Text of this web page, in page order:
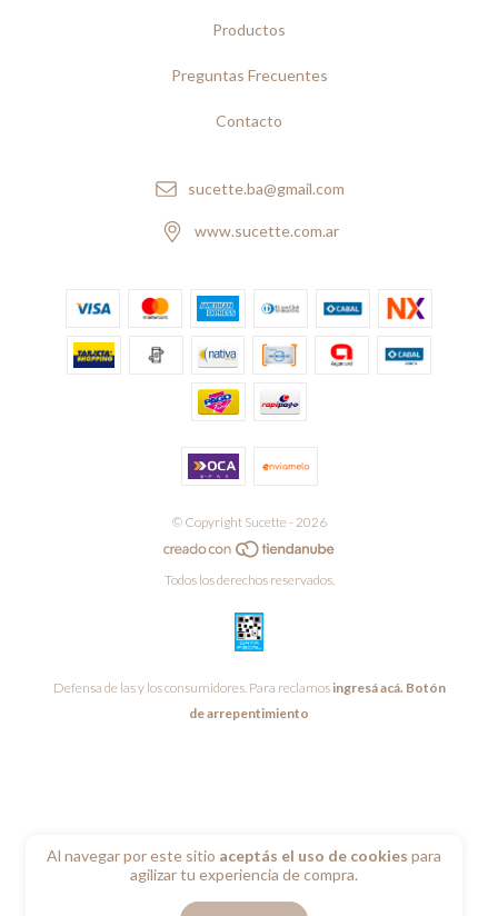
Al navegar por este sitio aceptás el uso de cookies para
agilizar tu experiencia de compra.
Productos
Preguntas Frecuentes
Contacto
sucette.ba@gmail.com
www.sucette.com.ar
© Copyright Sucette - 2026
Todos los derechos reservados.
Defensa de las y los consumidores. Para reclamos ingresá acá. Botón
de arrepentimiento